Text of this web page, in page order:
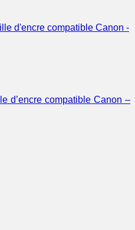
d’encre compatible Canon –